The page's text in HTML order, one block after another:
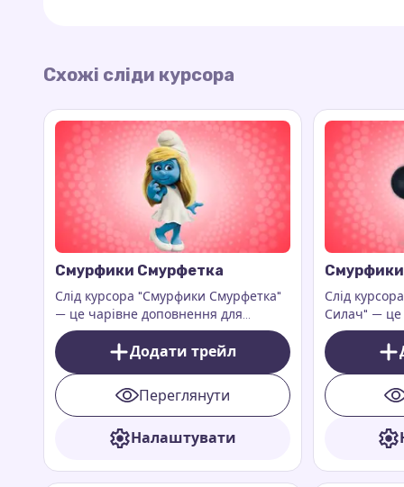
Схожі сліди курсора
Смурфики Смурфетка
Слід курсора "Смурфики Смурфетка"
— це чарівне доповнення для
курсора вашої миші, яке активується
під час її руху.Додати трейл
Переглянути
Налаштувати
Слід
Силач" — це
браузера,
миші,
сторінках